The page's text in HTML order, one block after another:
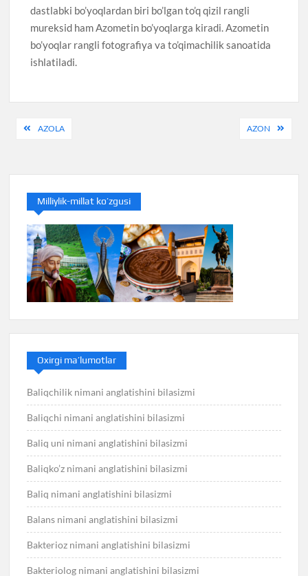
dastlabki bo’yoqlardan biri bo’lgan to’q qizil rangli
mureksid ham Azometin bo’yoqlarga kiradi. Azometin
bo’yoqlar rangli fotografiya va to’qimachilik sanoatida
ishlatiladi.
PostAZOLA AZON
Milliylik-millat ko’zgusi
Oxirgi ma’lumotlar
Baliqchilik nimani anglatishini bilasizmi
Baliqchi nimani anglatishini bilasizmi
Baliq uni nimani anglatishini bilasizmi
Baliqko’z nimani anglatishini bilasizmi
Baliq nimani anglatishini bilasizmi
Balans nimani anglatishini bilasizmi
Bakterioz nimani anglatishini bilasizmi
Bakteriolog nimani anglatishini bilasizmi